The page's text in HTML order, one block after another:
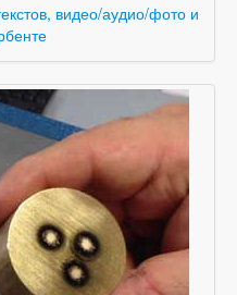
видео/аудио/фото и